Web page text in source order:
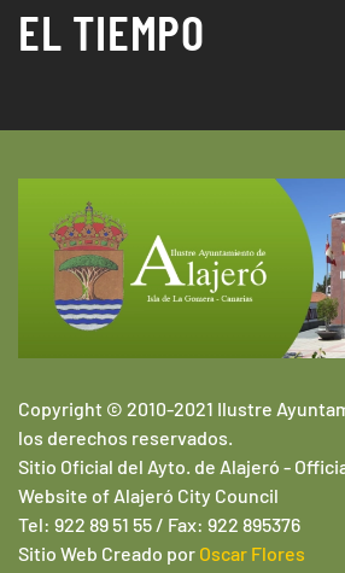
EL TIEMPO
Copyright © 2010-2021 Ilustre
los derechos reservados.
Sitio Oficial del Ayto. de Alajeró -
Website of Alajeró City Council
Tel: 922 89 51 55 / Fax: 922 895376
Sitio Web Creado por Oscar Flores